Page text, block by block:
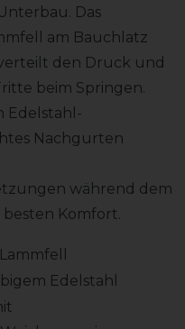
Das
am Bauchlatz
den Druck und
beim Springen.
Edelstahl-
Nachgurten
während dem
Komfort.
Edelstahl